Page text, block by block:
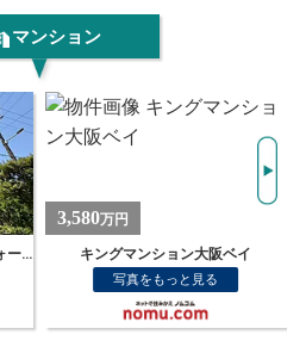
マンション
1,380万円
写真をもっと見る